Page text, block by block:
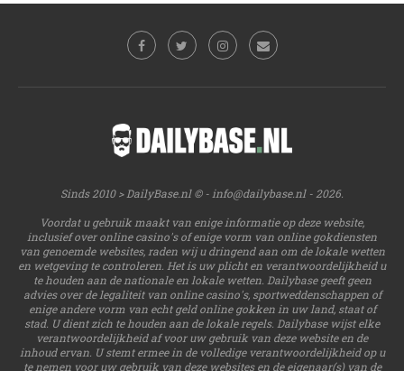
Sinds 2010 > DailyBase.nl © - info@dailybase.nl- 2026.
Voordat u gebruik maakt van enige informatie op deze website,
inclusief over online casino's of enige vorm van online gokdiensten
van genoemde websites, raden wij u dringend aan om de lokale wetten
en wetgeving te controleren. Het is uw plicht en verantwoordelijkheid u
te houden aan de nationale en lokale wetten. Dailybase geeft geen
advies over de legaliteit van online casino's, sportweddenschappen of
enige andere vorm van echt geld online gokken in uw land, staat of
stad. U dient zich te houden aan de lokale regels. Dailybase wijst elke
verantwoordelijkheid af voor uw gebruik van deze website en de
inhoud ervan. U stemt ermee in de volledige verantwoordelijkheid op u
te nemen voor uw gebruik van deze websites en de eigenaar(s) van de